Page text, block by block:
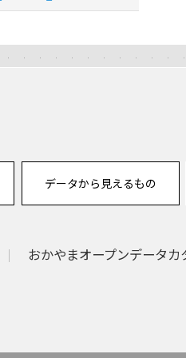
データから見えるもの
おかやまオープンデータ